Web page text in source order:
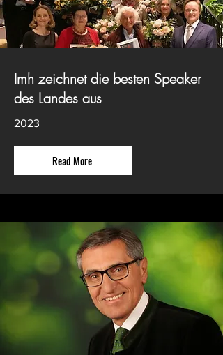
Imh zeichnet die besten Speaker
des Landes aus
2023
Read More